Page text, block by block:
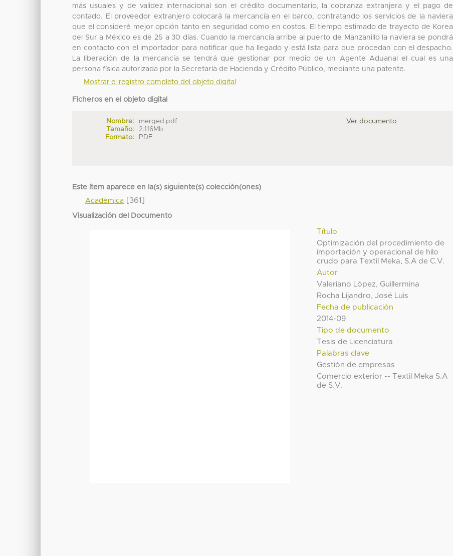
más usuales y de validez internacional son el crédito documentario, la cobranza extranjera y el pago de
contado. El proveedor extranjero colocará la mercancía en el barco, contratando los servicios de la naviera
que el consideré mejor opción tanto en seguridad como en costos. El tiempo estimado de trayecto de Korea
del Sur a México es de 25 a 30 días. Cuando la mercancía arribe al puerto de Manzanillo la naviera se pondrá
en contacto con el importador para notificar que ha llegado y está lista para que procedan con el despacho.
La liberación de la mercancía se tendrá que gestionar por medio de un Agente Aduanal el cual es una
persona física autorizada por la Secretaría de Hacienda y Crédito Público, mediante una patente.
Mostrar el registro completo del objeto digital
Ficheros en el objeto digital
Nombre:
merged.pdf
Tamaño:
2.116Mb
Formato:
PDF
Ver documento
Este ítem aparece en la(s) siguiente(s) colección(ones)
Académica [361]
Visualización del Documento
Título
Optimización del procedimiento de
importación y operacional de hilo
crudo para Textil Meka, S.A de C.V.
Autor
Valeriano López, Guillermina
Rocha Lijandro, José Luis
Fecha de publicación
2014-09
Tipo de documento
Tesis de Licenciatura
Palabras clave
Gestión de empresas
Comercio exterior -- Textil Meka S.A
de S.V.